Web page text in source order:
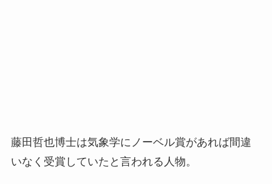
藤田哲也博士は気象学にノーベル賞があれば間違
いなく受賞していたと言われる人物。